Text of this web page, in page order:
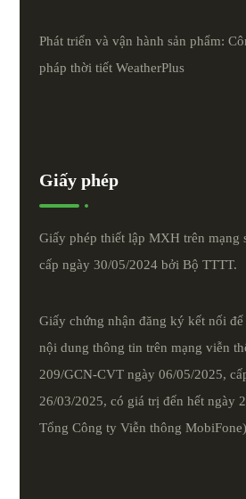
Phát triển và vận hành sản phẩm:
pháp thời tiếtWeatherPlus
Giấy phép
Giấy phép thiết lập MXH trên mạng
cấp ngày 30/05/2024 bởi Bộ TTTT.
Giấy chứng nhận đăng ký kết nối
nội dung thông tin trên mạng viễn
209/GCN-CVT ngày 06/05/2025,
26/03/2025, có giá trị đến hết ngày
Tổng Công ty Viễn thông MobiFone)